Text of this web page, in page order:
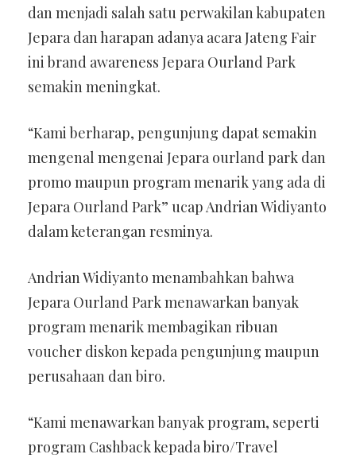
dan menjadi salah satu perwakilan kabupaten
Jepara dan harapan adanya acara Jateng Fair
ini brand awareness Jepara Ourland Park
semakin meningkat.
“Kami berharap, pengunjung dapat semakin
mengenal mengenai Jepara ourland park dan
promo maupun program menarik yang ada di
Jepara Ourland Park” ucap Andrian Widiyanto
dalam keterangan resminya.
Andrian Widiyanto menambahkan bahwa
Jepara Ourland Park menawarkan banyak
program menarik membagikan ribuan
voucher diskon kepada pengunjung maupun
perusahaan dan biro.
“Kami menawarkan banyak program, seperti
program Cashback kepada biro/Travel